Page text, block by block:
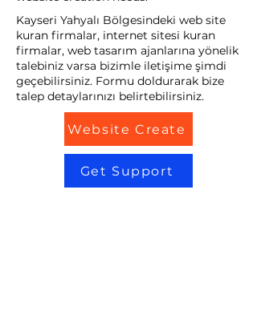
Kayseri Yahyalı Bölgesindeki web site
kuran firmalar, internet sitesi kuran
firmalar, web tasarım ajanlarına yönelik
talebiniz varsa bizimle iletişime şimdi
geçebilirsiniz. Formu doldurarak bize
talep detaylarınızı belirtebilirsiniz.
Website Create
Get Support